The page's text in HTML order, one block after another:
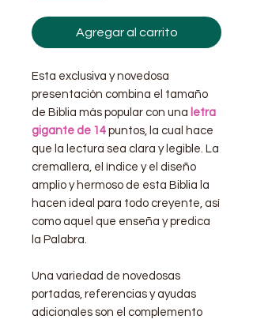
Agregar al carrito
Esta exclusiva y novedosa
presentación combina el tamaño
de Biblia más popular con una letra
gigante de 14 puntos, la cual hace
que la lectura sea clara y legible. La
cremallera, el índice y el diseño
amplio y hermoso de esta Biblia la
hacen ideal para todo creyente, así
como aquel que enseña y predica
la Palabra.
Una variedad de novedosas
portadas, referencias y ayudas
adicionales son el complemento